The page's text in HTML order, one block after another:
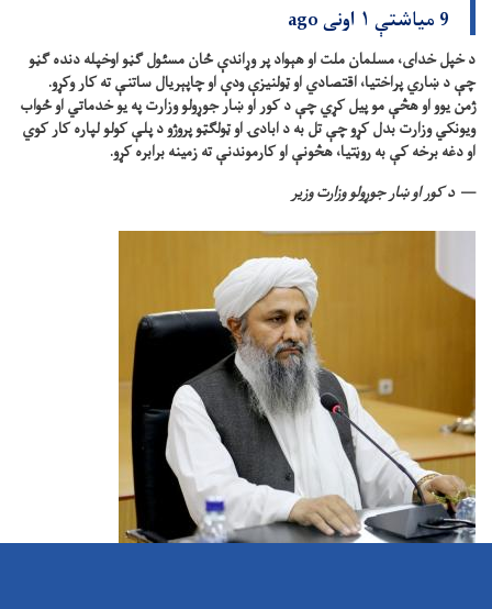
9 میاشتې ۱ اونی ago
د خپل خدای، مسلمان ملت او هېواد پر وړاندې ځان مسئول ګڼو اوخپله دنده ګڼو
چې د ښاري پراختیا، اقتصادي او ټولنیزې ودې او چاپېریال ساتنې ته کار وکړو.
ژمن یوو او هڅې مو پیل کړي چې د کور او ښار جوړولو وزارت په یو خدماتي او ځواب
ویونکي وزارت بدل کړو چې تل به د ابادۍ او ټولګټو پروژو د پلې کولو لپاره کار کوي
او دغه برخه کې به روڼتیا، هڅونې او کارموندنې ته زمینه برابره کړو.
د کور او ښار جوړولو وزارت وزیر